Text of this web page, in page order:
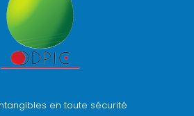
en toute sécurité